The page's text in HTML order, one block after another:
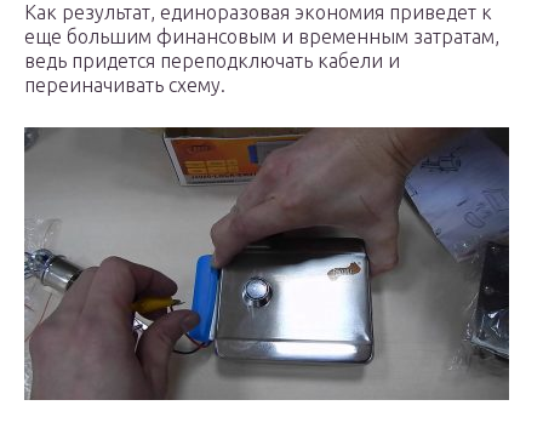
Как результат, единоразовая экономия приведет к
еще большим финансовым и временным затратам,
ведь придется переподключать кабели и
переиначивать схему.